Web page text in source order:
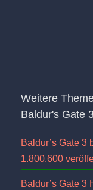
Weitere
Baldur's Gate
Baldur’s Gate 3
1.800.600
Baldur’s Gate 3